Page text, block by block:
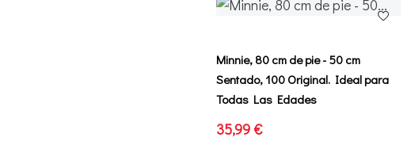
Minnie, 80 cm de pie - 50 cm
Sentado, 100 Original. Ideal para
Todas Las Edades
35,99 €